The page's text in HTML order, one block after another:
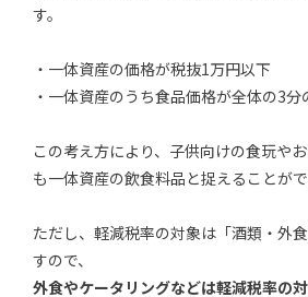
す。
・一体資産の価格が税抜1万円以下
・一体資産のうち食品価格が全体の3分
この考え方により、子供向けの食玩や
も一体資産の飲食料品と捉えることがで
ただし、軽減税率の対象は「酒類・外
すので、
外食やケータリングなどは軽減税率の